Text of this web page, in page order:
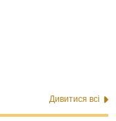
Дивитися всі